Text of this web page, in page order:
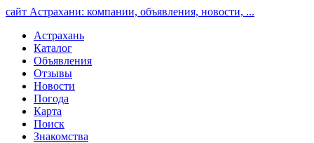
сайт Астрахани: компании, объявления, новости, ...
Астрахань
Каталог
Объявления
Отзывы
Новости
Погода
Карта
Поиск
Знакомства